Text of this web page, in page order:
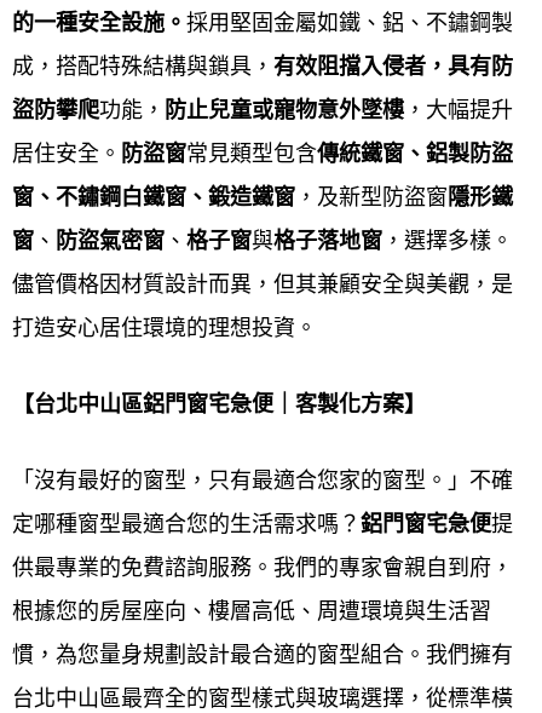
來電詢問 → 現場丈量估價 → 簽訂合約 → 工廠內訂製
→ 到府安裝 →售後保固
來電詢問
現場丈量估價
簽訂合約
工廠內訂製
到府安裝
台北中山區鋁門窗安裝流程
的一種安全設施。 採用堅固金屬如鐵、鋁、不鏽鋼製
成，搭配特殊結構與鎖具， 有效阻擋入侵者，具有防
盜防攀爬功能， 防止兒童或寵物意外墜樓 ，大幅提升
居住安全。 防盜窗常見類型包含傳統鐵窗、鋁製防盜
窗、不鏽鋼白鐵窗、鍛造鐵窗 ，及新型防盜窗 隱形鐵
窗 、 防盜氣密窗 、 格子窗與格子落地窗 ，選擇多樣。
儘管價格因材質設計而異，但其兼顧安全與美觀，是
打造安心居住環境的理想投資。
【台北中山區鋁門窗宅急便｜客製化方案】
「沒有最好的窗型，只有最適合您家的窗型。」不確
定哪種窗型最適合您的生活需求嗎？ 鋁門窗宅急便提
供最專業的免費諮詢服務。我們的專家會親自到府，
根據您的房屋座向、樓層高低、周遭環境與生活習
慣，為您量身規劃設計最合適的窗型組合。我們擁有
台北中山區最齊全的窗型樣式與玻璃選擇，從標準橫